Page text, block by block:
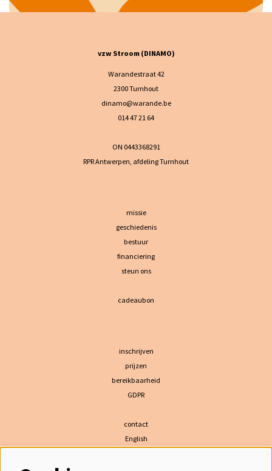
vzw Stroom (DINAMO)
Warandestraat 42
2300 Turnhout
dinamo@warande.be
014 47 21 64
ON 0443368291
RPR Antwerpen, afdeling Turnhout
missie
geschiedenis
bestuur
financiering
steun ons
cadeaubon
inschrijven
prijzen
bereikbaarheid
GDPR
contact
English